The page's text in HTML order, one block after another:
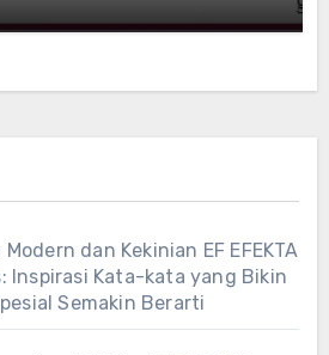
dan Kekinian EF EFEKTA
Inspirasi Kata-kata yang Bikin
Semakin Berarti